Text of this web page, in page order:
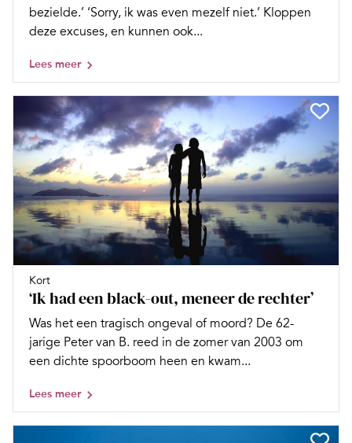
bezielde.’ ‘Sorry, ik was even mezelf niet.’ Kloppen
deze excuses, en kunnen ook...
Lees meer
Kort
‘Ik had een black-out, meneer de rechter’
Was het een tragisch ongeval of moord? De 62-
jarige Peter van B. reed in de zomer van 2003 om
een dichte spoorboom heen en kwam...
Lees meer